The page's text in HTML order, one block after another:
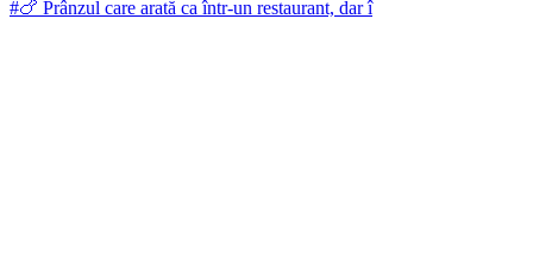
#🍗 Prânzul care arată ca într-un restaurant, dar î